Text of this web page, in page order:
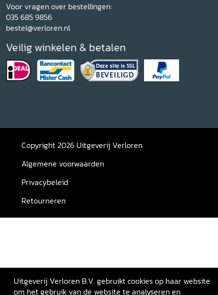
Voor vragen over bestellingen:
035 685 9856
bestel@verloren.nl
Veilig winkelen & betalen
Copyright 2026 Uitgeverij Verloren
Algemene voorwaarden
Privacybeleid
Retourneren
Uitgeverij Verloren B.V. gebruikt cookies op haar website
om het gebruik van de website te analyseren en